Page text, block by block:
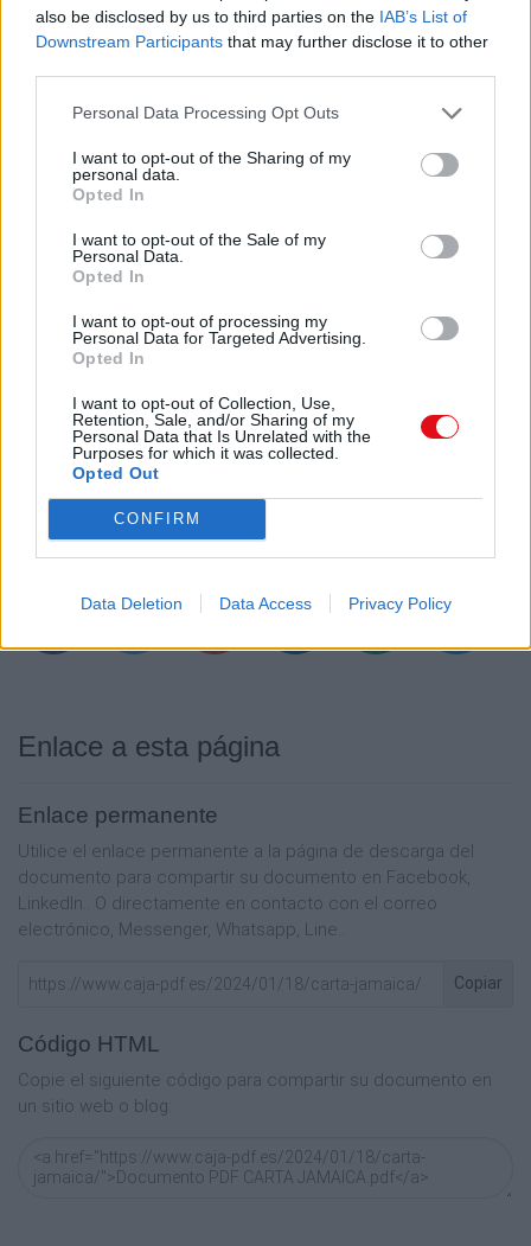
also be disclosed by us to third parties on the IAB’s List of
Downstream Participants that may further disclose it to other
Personal Data Processing Opt Outs
I want to opt-out of the Sharing of my
personal data.
Opted In
I want to opt-out of the Sale of my
Personal Data.
Opted In
I want to opt-out of processing my
Personal Data for Targeted Advertising.
Opted In
I want to opt-out of Collection, Use,
Retention, Sale, and/or Sharing of my
Personal Data that Is Unrelated with the
Purposes for which it was collected.
Opted Out
CONFIRM
Data Deletion Data Access Privacy Policy
Descargar el documento (PDF)
CARTA JAMAICA.pdf (PDF, 4.5 MB)
Comparte el documento
Enlace a esta página
Enlace permanente
Utilice el enlace permanente a la página de descarga del
documento para compartir su documento en Facebook,
LinkedIn.. O directamente en contacto con el correo
electrónico, Messenger, Whatsapp, Line..
Copiar
Código HTML
Copie el siguiente código para compartir su documento en
un sitio web o blog: